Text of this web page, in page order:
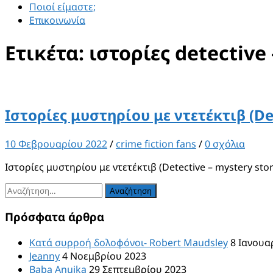
Ποιοί είμαστε;
Επικοινωνία
Ετικέτα: ιστορίες
Ιστορίες μυστηρίου με ντετέκτιβ
10 Φεβρουαρίου 2022/ crime fiction fans /0 σχόλια
Ιστορίες μυστηρίου με ντετέκτιβ (Detective – mystery
Αναζήτηση
για:
Πρόσφατα άρθρα
Κατά συρροή δολοφόνοι- Robert Maudsley8
Jeanny4 Νοεμβρίου 2023
Baba Anujka 29 Σεπτεμβρίου 2023